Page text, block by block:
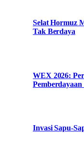
Selat Hormuz
Tak Berdaya
WEX 2026:
Invasi Sapu-